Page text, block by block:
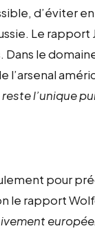
d’éviter
Le
le
l’arsenal
reste l’unique
pour
le rapport